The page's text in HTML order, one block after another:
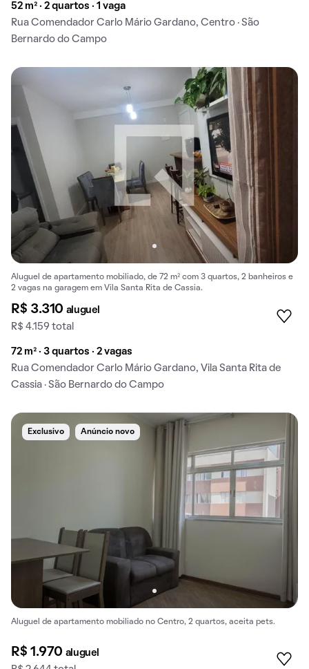
52 m² · 2 quartos · 1 vaga
Rua Comendador Carlo Mário Gardano, Centro · São
Bernardo do Campo
Aluguel de apartamento mobiliado, de 72 m² com 3 quartos, 2 banheiros e
2 vagas na garagem em Vila Santa Rita de Cassia.
R$ 3.310 aluguel
R$ 4.159 total
72 m² · 3 quartos · 2 vagas
Rua Comendador Carlo Mário Gardano, Vila Santa Rita de
Cassia · São Bernardo do Campo
Exclusivo Anúncio novo
Aluguel de apartamento mobiliado no Centro, 2 quartos, aceita pets.
R$ 1.970 aluguel